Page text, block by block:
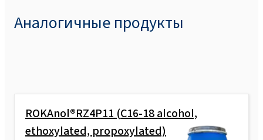
Аналогичные продукты
ROKAnol®RZ4P11 (C16-18 alcohol,
ethoxylated, propoxylated)